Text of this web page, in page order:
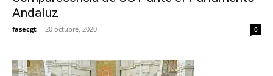
Andaluz
fasecgt - 20 octubre, 2020 0